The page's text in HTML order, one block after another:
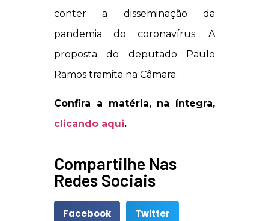
conter a disseminação da
pandemia do coronavírus. A
proposta do deputado Paulo
Ramos tramita na Câmara.
Confira a matéria, na íntegra,
clicando aqui.
Compartilhe Nas
Redes Sociais
Facebook Twitter